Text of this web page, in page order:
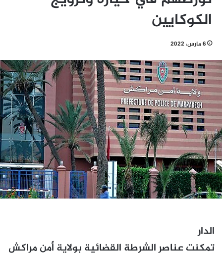
الكوكايين
6 مارس، 2022
الدار
تمكنت عناصر الشرطة القضائية بولاية أمن مراكش